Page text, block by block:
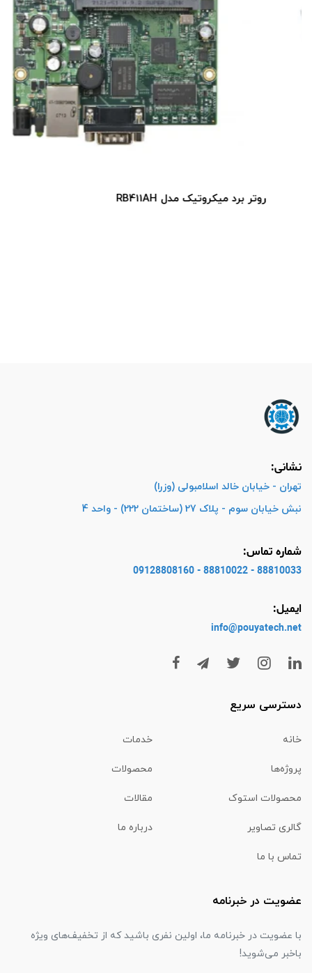
روتر برد میکروتیک مدل RB411AH
نشانی:
تهران - خیابان خالد اسلامبولی (وزرا)
نبش خیابان سوم - پلاک 27 (ساختمان 222) - واحد 4
شماره تماس:
88810033 - 88810022 - 09128808160
ایمیل:
info@pouyatech.net
دسترسی سریع
خانه خدمات
پروژه‌ها محصولات
محصولات استوک مقالات
گالری تصاویر درباره ما
تماس با ما
عضویت در خبرنامه
با عضویت در خبرنامه ما، اولین نفری باشید که از تخفیف‌های ویژه
باخبر می‌شوید!